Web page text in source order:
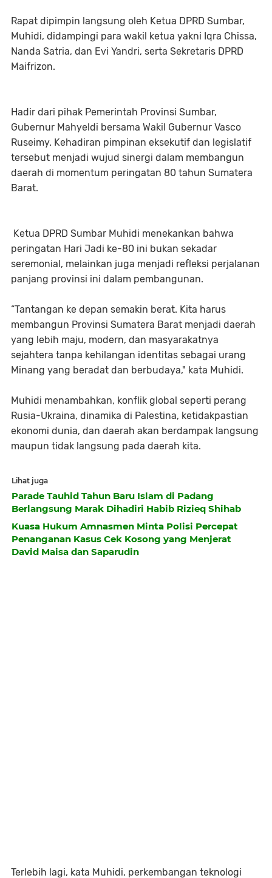
Rapat dipimpin langsung oleh Ketua DPRD Sumbar,
Muhidi, didampingi para wakil ketua yakni Iqra Chissa,
Nanda Satria, dan Evi Yandri, serta Sekretaris DPRD
Maifrizon.
Hadir dari pihak Pemerintah Provinsi Sumbar,
Gubernur Mahyeldi bersama Wakil Gubernur Vasco
Ruseimy. Kehadiran pimpinan eksekutif dan legislatif
tersebut menjadi wujud sinergi dalam membangun
daerah di momentum peringatan 80 tahun Sumatera
Barat.
Ketua DPRD Sumbar Muhidi menekankan bahwa
peringatan Hari Jadi ke-80 ini bukan sekadar
seremonial, melainkan juga menjadi refleksi perjalanan
panjang provinsi ini dalam pembangunan.
“Tantangan ke depan semakin berat. Kita harus
membangun Provinsi Sumatera Barat menjadi daerah
yang lebih maju, modern, dan masyarakatnya
sejahtera tanpa kehilangan identitas sebagai urang
Minang yang beradat dan berbudaya," kata Muhidi.
Muhidi menambahkan, konflik global seperti perang
Rusia-Ukraina, dinamika di Palestina, ketidakpastian
ekonomi dunia, dan daerah akan berdampak langsung
maupun tidak langsung pada daerah kita.
Lihat juga
Parade Tauhid Tahun Baru Islam di Padang
Berlangsung Marak Dihadiri Habib Rizieq Shihab
Kuasa Hukum Amnasmen Minta Polisi Percepat
Penanganan Kasus Cek Kosong yang Menjerat
David Maisa dan Saparudin
Terlebih lagi, kata Muhidi, perkembangan teknologi